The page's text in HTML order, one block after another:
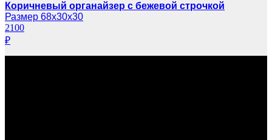
Коричневый органайзер с бежевой строчкой
Размер 68х30х30
2100
₽